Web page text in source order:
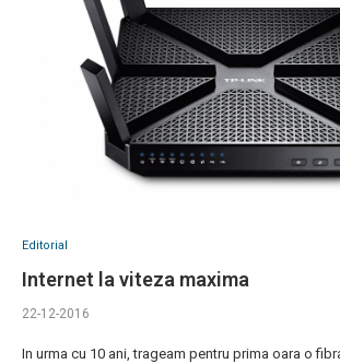
Editorial
Internet la viteza maxima
22-12-2016
In urma cu 10 ani, trageam pentru prima oara o